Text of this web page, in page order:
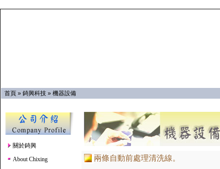
首頁 » 錡興科技 » 機器設備
關於錡興
About Chixing
兩條自動前處理清洗線。